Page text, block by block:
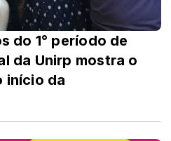
do 1° período de
da Unirp mostra o
início da